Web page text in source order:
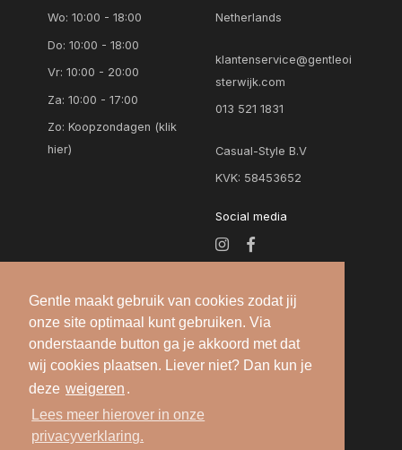
Gentle maakt gebruik van cookies zodat jij
onze site optimaal kunt gebruiken. Via
onderstaande button ga je akkoord met dat
wij cookies plaatsen. Liever niet? Dan kun je
deze weigeren .
Lees meer hierover in onze
privacyverklaring.
Wo: 10:00 - 18:00
Do: 10:00 - 18:00
Vr: 10:00 - 20:00
Za: 10:00 - 17:00
Zo:Koopzondagen (klik
hier)
Netherlands
klantenservice@gentleoi
sterwijk.com
013 521 1831
Casual-Style B.V
KVK: 58453652
Social media
Alle rechten voorbehouden — 2026 © Gentle
Oisterwijk |Algemene voorwaarden
verklaring